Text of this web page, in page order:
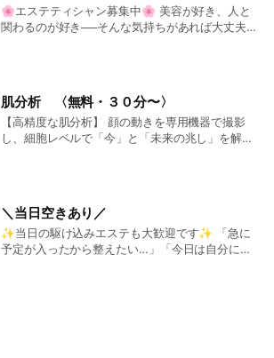
🌸エステティシャン募集中🌸 美容が好き、人と
関わるのが好き──そんな気持ちがあれば大丈夫
スキンケアの知識を学べるチャンス。 未経験の方
も、ブランクがある方も安心してスタートできま
す🌿 まずはお気軽にお問い合わせください💌
肌分析 〈無料・３０分〜〉
【高精度な肌分析】 顔の動きを専用機器で撮影
し、細胞レベルで「今」と「未来の兆し」を解
たスキンケア・生活習慣アドバイスを提案。
＼当日空きあり／
✨当日の駆け込みエステも大歓迎です✨ 「急に
予定が入ったから整えたい…」「今日は自分にご